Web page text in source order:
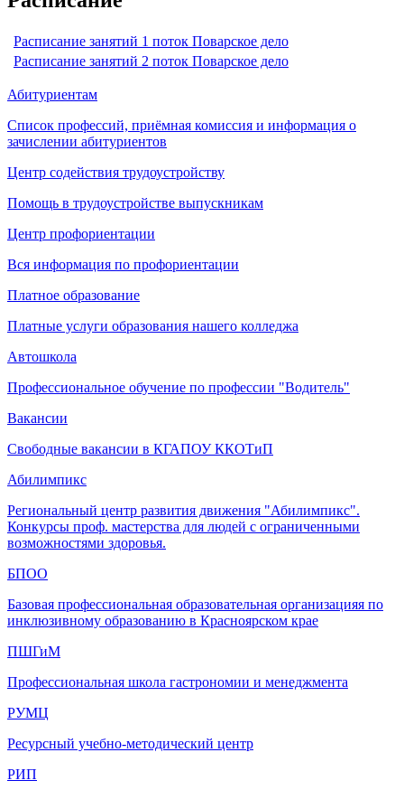
Расписание занятий 1 поток Поварское дело
Расписание занятий 2 поток Поварское дело
Абитуриентам
Список профессий, приёмная комиссия и информация о
зачислении абитуриентов
Центр содействия трудоустройству
Помощь в трудоустройстве выпускникам
Центр профориентации
Вся информация по профориентации
Платное образование
Платные услуги образования нашего колледжа
Автошкола
Профессиональное обучение по профессии "Водитель"
Вакансии
Свободные вакансии в КГАПОУ ККОТиП
Абилимпикс
Региональный центр развития движения "Абилимпикс".
Конкурсы проф. мастерства для людей с ограниченными
возможностями здоровья.
БПОО
Базовая профессиональная образовательная организацияя по
инклюзивному образованию в Красноярском крае
ПШГиМ
Профессиональная школа гастрономии и менеджмента
РУМЦ
Ресурсный учебно-методический центр
РИП